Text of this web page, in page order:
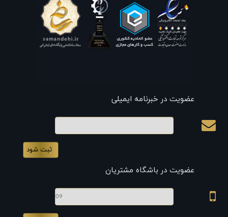
عضویت در خبرنامه ایمیلی
عضویت در باشگاه مشتریان